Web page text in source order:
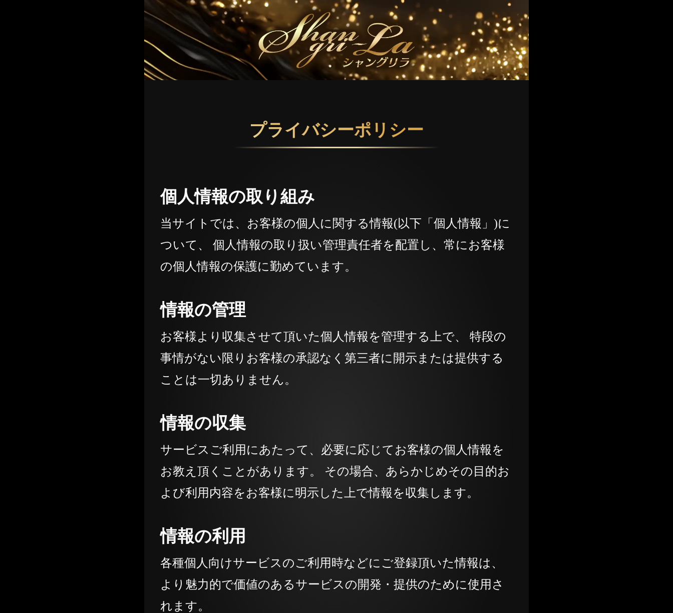
プライバシーポリシー
個人情報の取り組み
当サイトでは、お客様の個人に関する情報(以下「個人情報」)に
ついて、 個人情報の取り扱い管理責任者を配置し、常にお客様
の個人情報の保護に勤めています。
情報の管理
お客様より収集させて頂いた個人情報を管理する上で、 特段の
事情がない限りお客様の承認なく第三者に開示または提供する
ことは一切ありません。
情報の収集
サービスご利用にあたって、必要に応じてお客様の個人情報を
お教え頂くことがあります。 その場合、あらかじめその目的お
よび利用内容をお客様に明示した上で情報を収集します。
情報の利用
各種個人向けサービスのご利用時などにご登録頂いた情報は、
より魅力的で価値のあるサービスの開発・提供のために使用さ
れます。